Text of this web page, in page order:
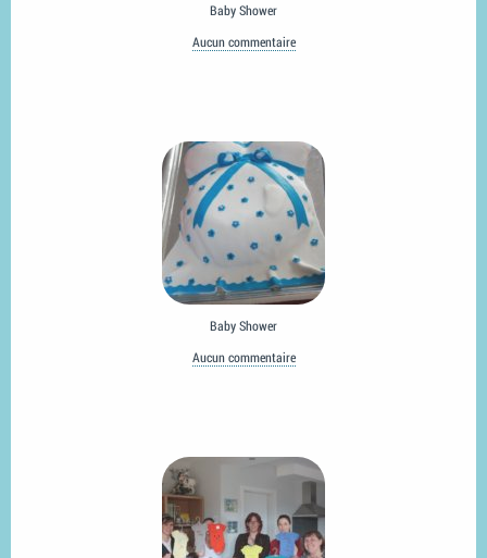
Baby Shower
Aucun commentaire
Baby Shower
Aucun commentaire